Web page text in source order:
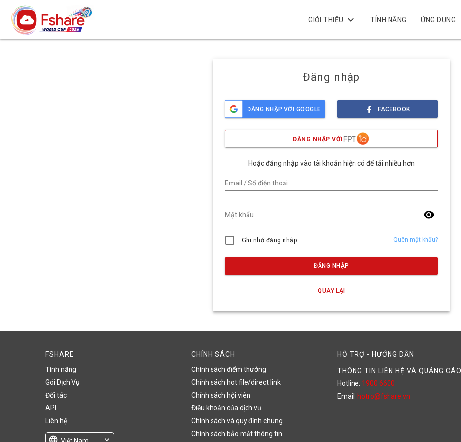
GIỚI THIỆU keyboard_arrow_down TÍNH NĂNG ỨNG DỤNG
Đăng nhập
ĐĂNG NHẬP VỚI GOOGLE FACEBOOK
ĐĂNG NHẬP VỚI
Hoặc đăng nhập vào tài khoản hiện có để tải nhiều hơn
Email / Số điện thoại
visibility
Mật khẩu
Ghi nhớ đăng nhập Quên mật khẩu?
ĐĂNG NHẬP
QUAY LẠI
FSHARE
Tính năng
Gói Dịch Vụ
Đối tác
API
Liên hệ
language Việt Nam expand_more
CHÍNH SÁCH
Chính sách điểm thưởng
Chính sách hot file/direct link
Chính sách hội viên
Điều khoản của dịch vụ
Chính sách và quy định chung
Chính sách bảo mật thông tin
HỖ TRỢ - HƯỚNG DẪN
THÔNG TIN LIÊN HỆ VÀ QUẢNG CÁO
Hotline: 1900 6600
Email: hotro@fshare.vn